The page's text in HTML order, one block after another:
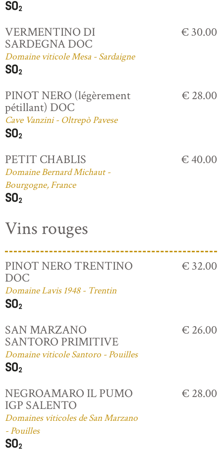
VERMENTINO DI
SARDEGNA DOC
Domaine viticole Mesa - Sardaigne
€ 30.00
PINOT NERO (légèrement
pétillant) DOC
Cave Vanzini - Oltrepò Pavese
€ 28.00
PETIT CHABLIS
Domaine Bernard Michaut -
Bourgogne, France
€ 40.00
Vins rouges
PINOT NERO TRENTINO
DOC
Domaine Lavis 1948 - Trentin
€ 32.00
SAN MARZANO
SANTORO PRIMITIVE
Domaine viticole Santoro - Pouilles
€ 26.00
NEGROAMARO IL PUMO
IGP SALENTO
Domaines viticoles de San Marzano
- Pouilles
€ 28.00